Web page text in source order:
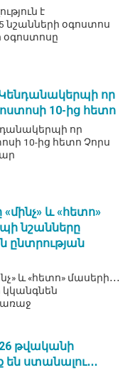
է
նշանների օգոստոս
օգոստոսը
որ
10-ից հետո
որ
10-ից հետո Չորս
և «հետո»
նշանները
և «հետո» մասերի․․․
կկանգնեն
թվականի
ստանալու․․․